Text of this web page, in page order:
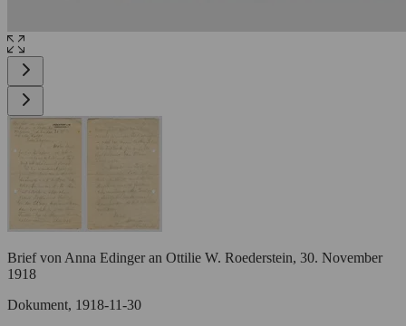
Brief von Anna Edinger an Ottilie W. Roederstein, 30. November
1918
Dokument, 1918-11-30